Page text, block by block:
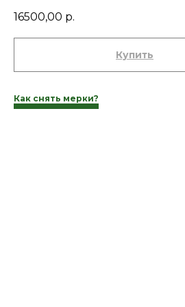
16500,00 р.
Купить
Как снять мерки?